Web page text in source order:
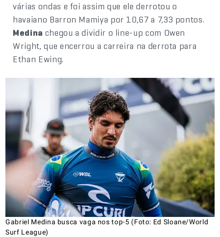
várias ondas e foi assim que ele derrotou o
havaiano Barron Mamiya por 10,67 a 7,33 pontos.
Medina chegou a dividir o line-up com Owen
Wright, que encerrou a carreira na derrota para
Ethan Ewing.
Gabriel Medina busca vaga nos top-5 (Foto: Ed Sloane/World
Surf League)